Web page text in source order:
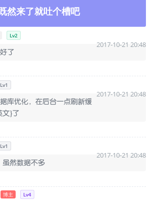
然来了就吐个槽吧
Lv2
2017-10-21 20:48
了
Lv1
2017-10-21 20:48
库优化，在后台一点刷新缓
文}了
Lv1
2017-10-21 20:48
虽然数据不多
博主 Lv4